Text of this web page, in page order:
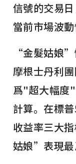
信號的交易
當前市場波動
“金髮姑娘”
摩根士丹利
爲"超大幅度
計算。在標
收益率三大
姑娘”表現最